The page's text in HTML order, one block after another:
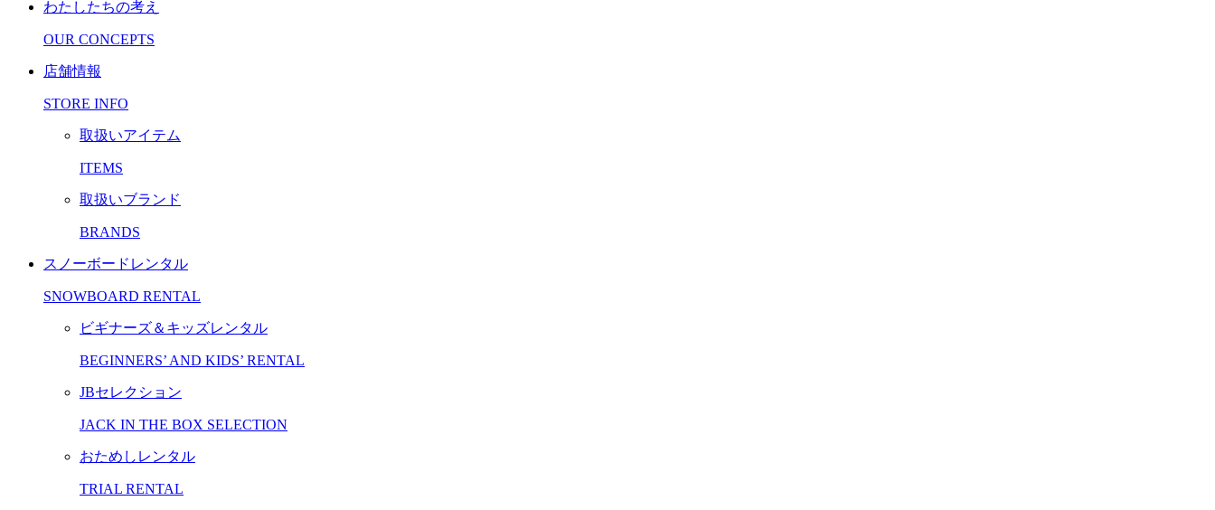
わたしたちの考え
OUR CONCEPTS
店舗情報
STORE INFO
取扱いアイテム
ITEMS
取扱いブランド
BRANDS
スノーボードレンタル
SNOWBOARD RENTAL
ビギナーズ＆キッズレンタル
BEGINNERS’ AND KIDS’ RENTAL
JBセレクション
JACK IN THE BOX SELECTION
おためしレンタル
TRIAL RENTAL